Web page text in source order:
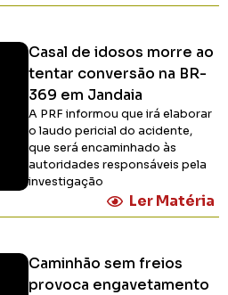
Casal de idosos morre ao
tentar conversão na BR-
369 em Jandaia
A PRF informou que irá elaborar
o laudo pericial do acidente,
que será encaminhado às
autoridades responsáveis pela
investigação
Ler Matéria
Caminhão sem freios
provoca engavetamento